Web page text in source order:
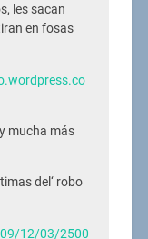
les sacan
en fosas
mucha más
del‘ robo
12/03/2500